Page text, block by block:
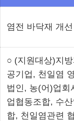
염전 바닥재 개선
○ (지원대상)지
공기업, 천일염
법인, 농(어)업회
업협동조합, 수
합, 천일염관련